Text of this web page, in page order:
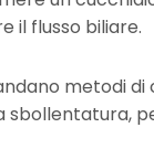
il flusso biliare.
metodi